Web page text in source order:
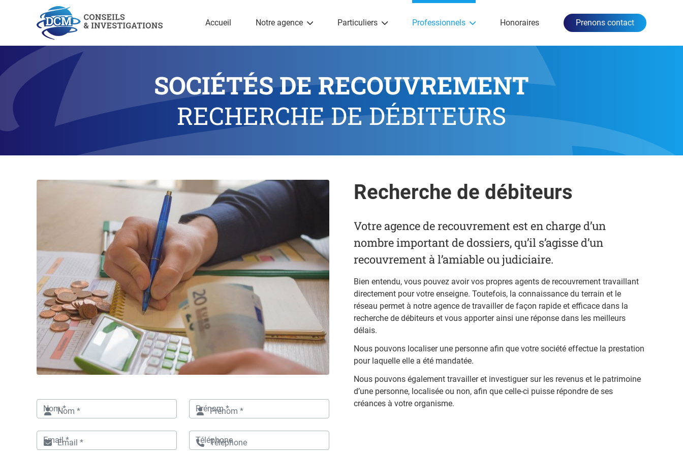
Accueil Notre agence Particuliers Professionnels Honoraires Prenons contact
SOCIÉTÉS DE RECOUVREMENT
RECHERCHE DE DÉBITEURS
Recherche de débiteurs
Votre agence de recouvrement est en charge d’un
nombre important de dossiers, qu’il s’agisse d’un
recouvrement à l’amiable ou judiciaire.
Bien entendu, vous pouvez avoir vos propres agents de recouvrement travaillant
directement pour votre enseigne. Toutefois, la connaissance du terrain et le
réseau permet à notre agence de travailler de façon rapide et efficace dans la
recherche de débiteurs et vous apporter ainsi une réponse dans les meilleurs
délais.
Nous pouvons localiser une personne afin que votre société effectue la prestation
pour laquelle elle a été mandatée.
Nous pouvons également travailler et investiguer sur les revenus et le patrimoine
d’une personne, localisée ou non, afin que celle-ci puisse répondre de ses
créances à votre organisme.
Nom * Prénom *
Email * Téléphone